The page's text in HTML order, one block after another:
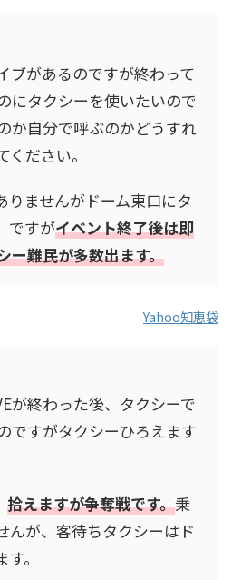
ブがあるのですが終わって
にタクシーを使いたいので
か自分で呼ぶのかどうすれ
ださい。
りませんがドーム東口にタ
ですがイベント終了後は即
ー難民が多数出ます。
Yahoo知恵袋
が終わった後、タクシーで
ですがタクシーひろえます
拾えますが争奪戦です。乗
んが、客待ちタクシーはド
。